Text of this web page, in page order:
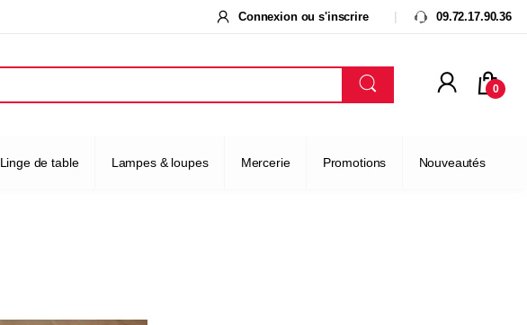
Connexion ou s'inscrire 09.72.17.90.36
0
Linge de table Lampes & loupes Mercerie Promotions Nouveautés